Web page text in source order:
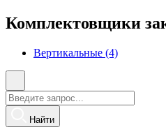
Комплектовщики
Вертикальные (4)
Найти